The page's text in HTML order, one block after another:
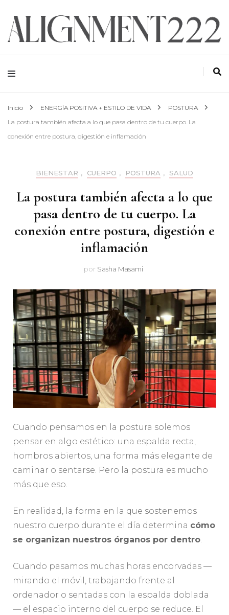
ALIGNMENT 222
Inicio ENERGÍA POSITIVA + ESTILO DE VIDA
POSTURA
La postura también afecta a lo que pasa dentro de tu cuerpo. La
conexión entre postura, digestión e inflamación
BIENESTAR , CUERPO , POSTURA , SALUD
La postura también afecta a lo que
pasa dentro de tu cuerpo. La
conexión entre postura, digestión e
inflamación
por Sasha Masami
Cuando pensamos en la postura solemos
pensar en algo estético: una espalda recta,
hombros abiertos, una forma más elegante de
caminar o sentarse. Pero la postura es mucho
más que eso.
En realidad, la forma en la que sostenemos
nuestro cuerpo durante el día determina cómo
se organizan nuestros órganos por dentro.
Cuando pasamos muchas horas encorvadas —
mirando el móvil, trabajando frente al
ordenador o sentadas con la espalda doblada
— el espacio interno del cuerpo se reduce. El